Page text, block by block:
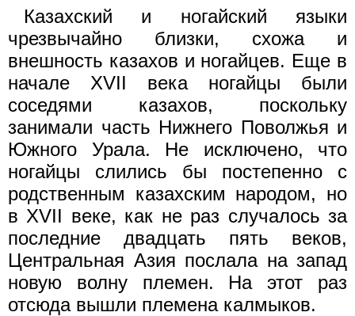
Казахский и ногайский языки
чрезвычайно близки, схожа и
внешность казахов и ногайцев. Еще в
начале XVII века ногайцы были
соседями казахов, поскольку
занимали часть Нижнего Поволжья и
Южного Урала. Не исключено, что
ногайцы слились бы постепенно с
родственным казахским народом, но
в XVII веке, как не раз случалось за
последние двадцать пять веков,
Центральная Азия послала на запад
новую волну племен. На этот раз
отсюда вышли племена калмыков.